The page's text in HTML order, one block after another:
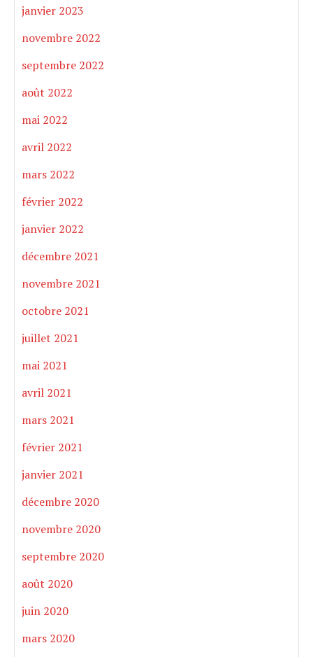
janvier 2023
novembre 2022
septembre 2022
août 2022
mai 2022
avril 2022
mars 2022
février 2022
janvier 2022
décembre 2021
novembre 2021
octobre 2021
juillet 2021
mai 2021
avril 2021
mars 2021
février 2021
janvier 2021
décembre 2020
novembre 2020
septembre 2020
août 2020
juin 2020
mars 2020